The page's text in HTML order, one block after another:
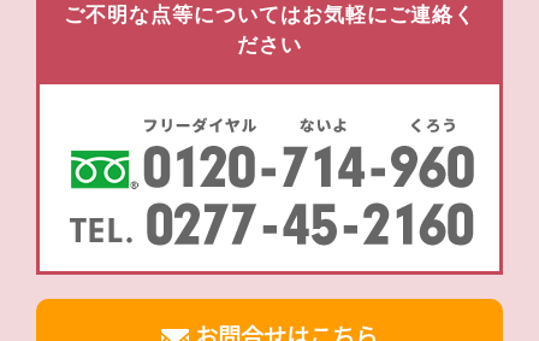
ご不明な点等についてはお気軽にご連絡く
ださい